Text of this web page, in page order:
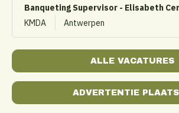
Banqueting Supervisor - Elisabeth
KMDA
Antwerpen
ALLE VACATURES
ADVERTENTIE